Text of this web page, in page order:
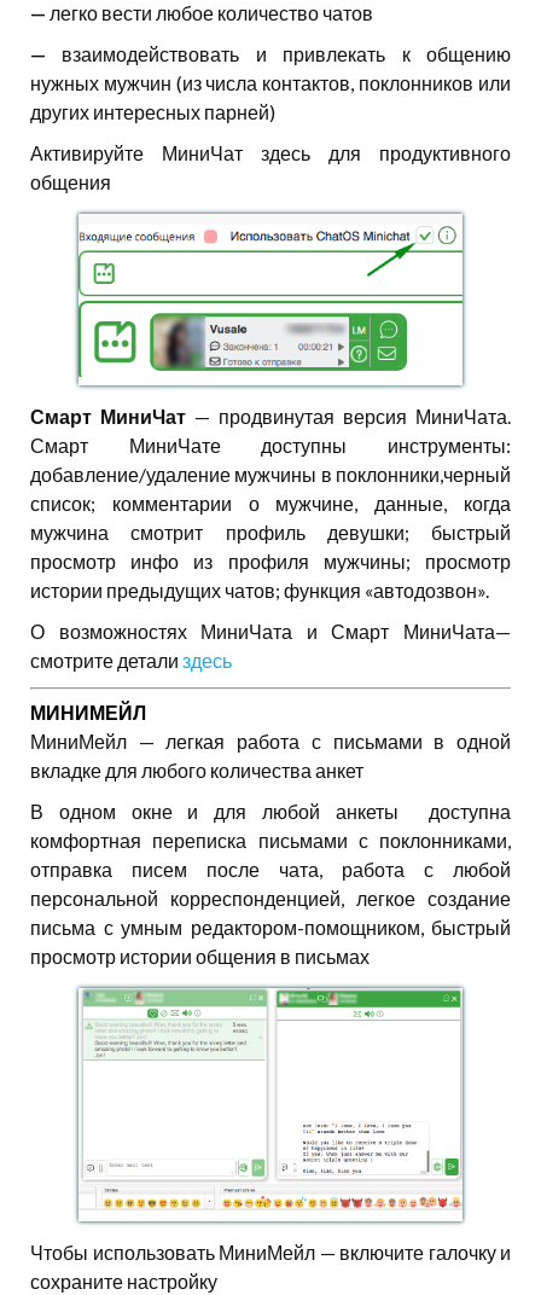
— легко вести любое количество чатов
— взаимодействовать и привлекать к общению
нужных мужчин (из числа контактов, поклонников или
других интересных парней)
Активируйте МиниЧат здесь для продуктивного
общения
Смарт МиниЧат — продвинутая версия МиниЧата.
Смарт МиниЧате доступны инструменты:
добавление/удаление мужчины в поклонники,черный
список; комментарии о мужчине, данные, когда
мужчина смотрит профиль девушки; быстрый
просмотр инфо из профиля мужчины; просмотр
истории предыдущих чатов; функция «автодозвон».
О возможностях МиниЧата и Смарт МиниЧата—
смотрите детали здесь
МИНИМЕЙЛ
МиниМейл — легкая работа с письмами в одной
вкладке для любого количества анкет
В одном окне и для любой анкеты доступна
комфортная переписка письмами с поклонниками,
отправка писем после чата, работа с любой
персональной корреспонденцией, легкое создание
письма с умным редактором-помощником, быстрый
просмотр истории общения в письмах
Чтобы использовать МиниМейл — включите галочку и
сохраните настройку